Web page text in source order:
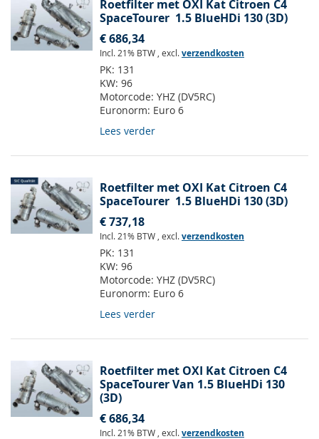
Roetfilter met OXI Kat Citroen C4
SpaceTourer 1.5 BlueHDi 130 (3D)
€ 686,34
Incl. 21% BTW , excl.verzendkosten
PK: 131
KW: 96
Motorcode: YHZ (DV5RC)
Euronorm: Euro 6
Lees verder
Roetfilter met OXI Kat Citroen C4
SpaceTourer 1.5 BlueHDi 130 (3D)
€ 737,18
Incl. 21% BTW , excl.verzendkosten
PK: 131
KW: 96
Motorcode: YHZ (DV5RC)
Euronorm: Euro 6
Lees verder
Roetfilter met OXI Kat Citroen C4
SpaceTourer Van 1.5 BlueHDi 130
(3D)
€ 686,34
Incl. 21% BTW , excl.verzendkosten